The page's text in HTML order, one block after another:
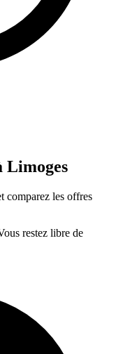
Limoges
comparez les offres
restez libre de